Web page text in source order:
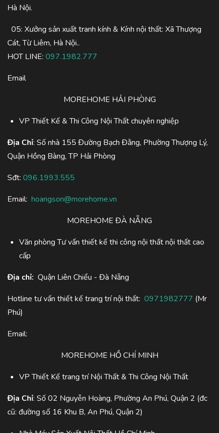
Hà Nội.
05: Xưởng sản xuất tranh kính & Kính nội thất: Xã Thượng
Cát, Từ Liêm, Hà Nội..
HOT LINE: 097.1982.777
Email
MOREHOME HẢI PHÒNG
VP Thiết Kế & Thi Công Nội Thất chuyên nghiệp
Địa Chỉ: Số nhà 155 Đường Bạch Đằng, Phường Thượng Lý,
Quận Hồng Bàng, TP Hải Phòng
Sđt: 096.1993.555
Email: hoangson@morehome.vn
MOREHOME ĐÀ NẴNG
Văn phòng Tư vấn thiết kế thi công nội thất nội thất cao
cấp
Địa chỉ: Quận Liên Chiểu - Đà Nẵng
Hotline tư vấn thiết kế trang trí nội thất: 0971982777 (Mr
Phú)
Email:
MOREHOME HỒ CHÍ MINH
VP Thiết Kế trang trí Nội Thất & Thi Công Nội Thất
Địa Chỉ: Số 02 Nguyễn Hoàng, Phường An Phú, Quận 2 (đc
cũ: đường số 16 Khu B, An Phú, Quận 2)